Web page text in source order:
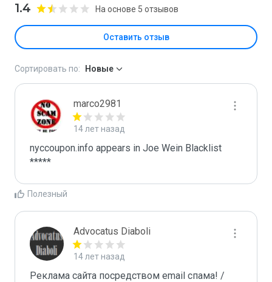
1.4 На основе 5 отзывов
Оставить отзыв
Сортировать по: Новые
marco2981
14 лет назад
nyccoupon.info appears in Joe Wein Blacklist
*****
Полезный
Advocatus Diaboli
14 лет назад
Реклама сайта посредством email спама! /